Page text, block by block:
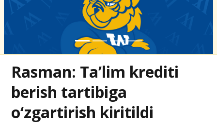
Rasman: Ta’lim krediti
berish tartibiga
o‘zgartirish kiritildi